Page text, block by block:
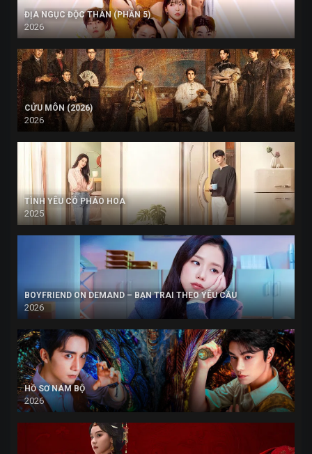
ĐỊA NGỤC ĐỘC THÂN (PHẦN 5)
2026
CỬU MÔN (2026)
2026
TÌNH YÊU CÓ PHÁO HOA
2025
BOYFRIEND ON DEMAND – BẠN TRAI THEO YÊU CẦU
2026
HỒ SƠ NAM BỘ
2026